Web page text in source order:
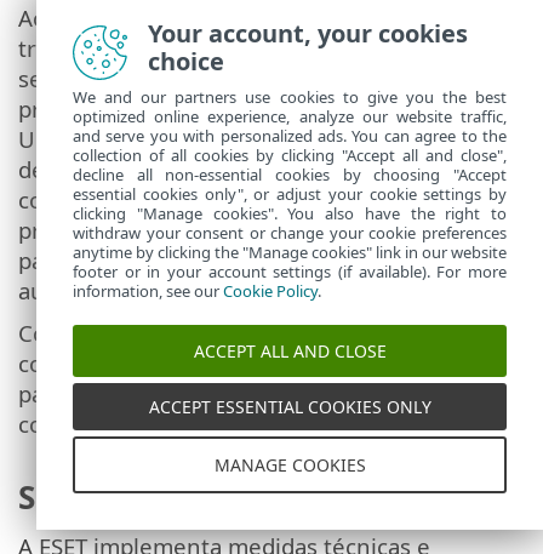
Ao tomar essas medidas, garantimos que as
transferências de dados pessoais sejam
seguras, transparentes e de acordo com os
princípios do GDPR. Para alguns países fora da
UE, como o Reino Unido e Suíça, a UE já
determinou um nível de proteção de dados
comparável. Devido ao nível comparável de
proteção de dados, a transferência de dados
para esses países não requer qualquer
autorização ou acordo especial.
Contamos com serviços de terceiros e
colaboramos com osprocessadores externos
para fornecer nossos serviços relacionados à
computação em nuvem, faturamento etc.
Segurança de dados
A ESET implementa medidas técnicas e
Your account, your cookies
choice
We and our partners use cookies to give you the best
optimized online experience, analyze our website traffic,
and serve you with personalized ads. You can agree to the
collection of all cookies by clicking "Accept all and close",
decline all non-essential cookies by choosing "Accept
essential cookies only", or adjust your cookie settings by
clicking "Manage cookies". You also have the right to
withdraw your consent or change your cookie preferences
anytime by clicking the "Manage cookies" link in our website
footer or in your account settings (if available). For more
information, see ourCookie Policy.
ACCEPT ALL AND CLOSE
ACCEPT ESSENTIAL COOKIES ONLY
MANAGE COOKIES